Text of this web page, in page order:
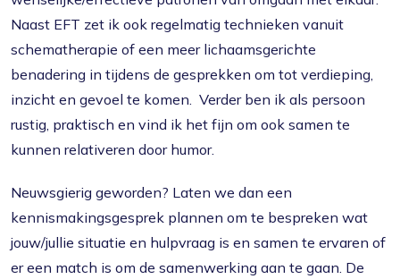
Naast EFT zet ik ook regelmatig technieken vanuit
schematherapie of een meer lichaamsgerichte
benadering in tijdens de gesprekken om tot verdieping,
inzicht en gevoel te komen. Verder ben ik als persoon
rustig, praktisch en vind ik het fijn om ook samen te
kunnen relativeren door humor.
Neuwsgierig geworden? Laten we dan een
kennismakingsgesprek plannen om te bespreken wat
jouw/jullie situatie en hulpvraag is en samen te ervaren of
er een match is om de samenwerking aan te gaan. De